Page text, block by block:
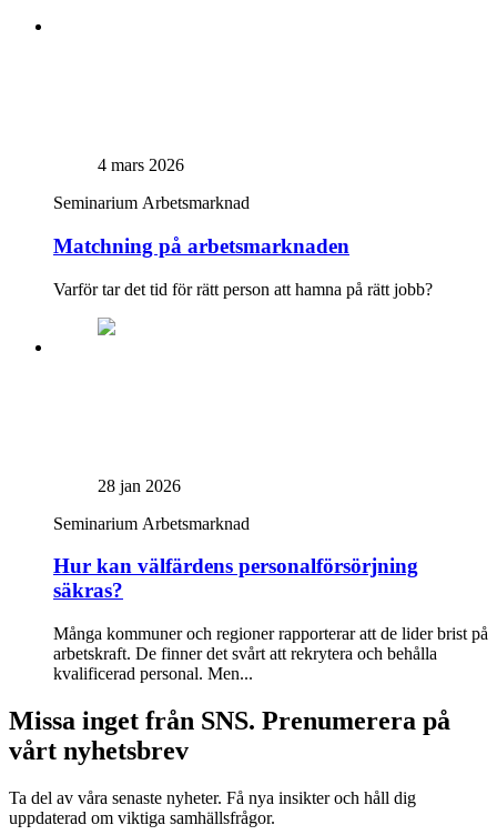
4 mars 2026
Seminarium Arbetsmarknad
Matchning på arbetsmarknaden
Varför tar det tid för rätt person att hamna på rätt jobb?
28 jan 2026
Seminarium Arbetsmarknad
Hur kan välfärdens personalförsörjning
säkras?
Många kommuner och regioner rapporterar att de lider brist på
arbetskraft. De finner det svårt att rekrytera och behålla
kvalificerad personal. Men...
Missa inget från SNS. Prenumerera på
vårt nyhetsbrev
Ta del av våra senaste nyheter. Få nya insikter och håll dig
uppdaterad om viktiga samhällsfrågor.